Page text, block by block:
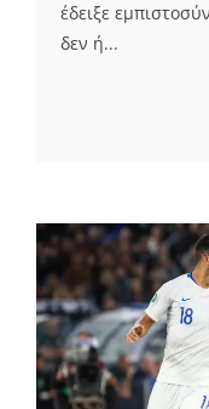
έδειξε
δεν ή...